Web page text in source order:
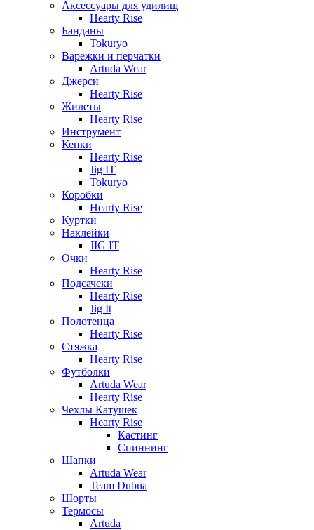
Аксессуары для удилищ
Hearty Rise
Банданы
Tokuryo
Варежки и перчатки
Artuda Wear
Джерси
Hearty Rise
Жилеты
Hearty Rise
Инструмент
Кепки
Hearty Rise
Jig IT
Tokuryo
Коробки
Hearty Rise
Куртки
Наклейки
JIG IT
Очки
Hearty Rise
Подсачеки
Hearty Rise
Jig It
Полотенца
Hearty Rise
Стяжка
Hearty Rise
Футболки
Artuda Wear
Hearty Rise
Чехлы Катушек
Hearty Rise
Кастинг
Спиннинг
Шапки
Artuda Wear
Team Dubna
Шорты
Термосы
Artuda